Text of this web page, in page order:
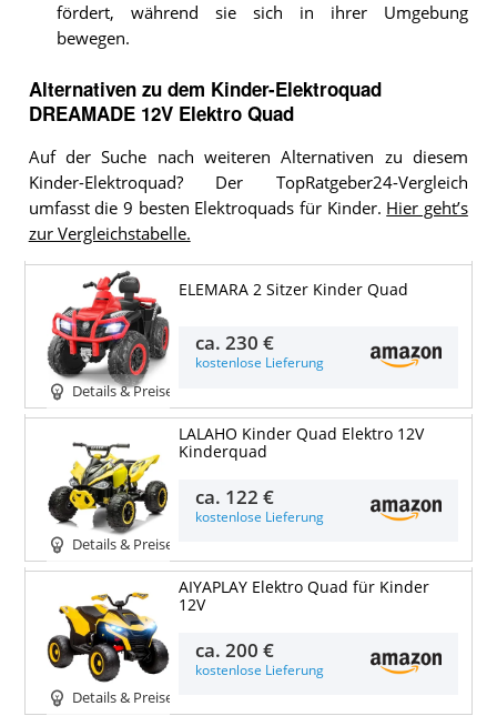
fördert, während sie sich in ihrer Umgebung
bewegen.
Alternativen zu dem Kinder-Elektroquad
DREAMADE 12V Elektro Quad
Auf der Suche nach weiteren Alternativen zu diesem
Kinder-Elektroquad? Der TopRatgeber24-Vergleich
umfasst die 9 besten Elektroquads für Kinder. Hier geht’s
zur Vergleichstabelle.
Details & Preise
ELEMARA 2 Sitzer Kinder Quad
ca.230 €
kostenlose Lieferung
Details & Preise
LALAHO Kinder Quad Elektro 12V
Kinderquad
ca. 122 €
kostenlose Lieferung
Details & Preise
AIYAPLAY Elektro Quad für Kinder
12V
ca.200 €
kostenlose Lieferung